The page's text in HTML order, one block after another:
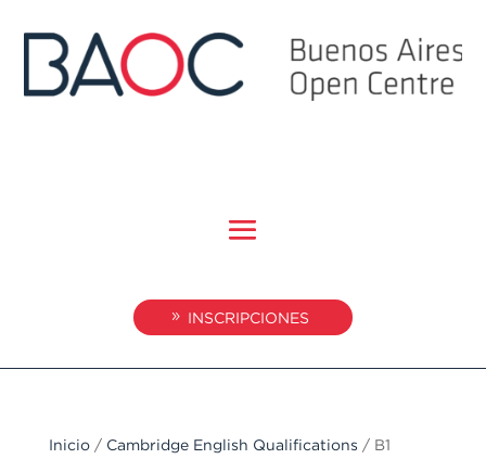
INSCRIPCIONES
Inicio/ Cambridge English Qualifications / B1